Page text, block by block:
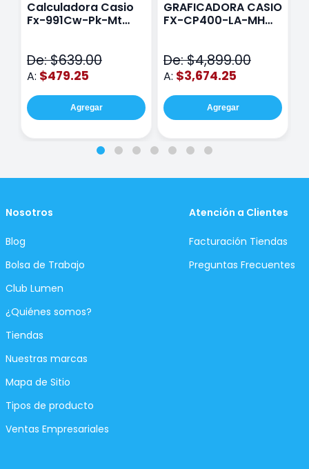
Calculadora Casio
Fx-991Cw-Pk-Mt
De: $639.00
A: $479.25
Agregar
GRAFICADORA CASIO
FX-CP400-LA-MH
De: $4,899.00
A: $3,674.25
Agregar
Nosotros
Blog
Bolsa de Trabajo
Club Lumen
¿Quiénes somos?
Tiendas
Nuestras marcas
Mapa de Sitio
Tipos de producto
Ventas Empresariales
Atención a Clientes
Facturación Tiendas
Preguntas Frecuentes